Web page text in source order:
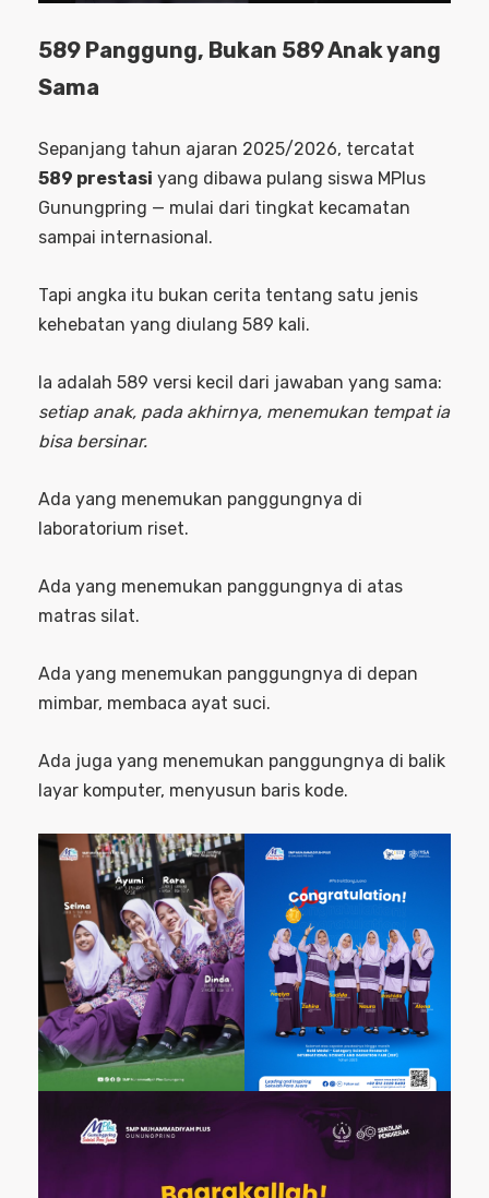
589 Panggung, Bukan 589 Anak yang
Sama
Sepanjang tahun ajaran 2025/2026, tercatat
589 prestasi yang dibawa pulang siswa MPlus
Gunungpring — mulai dari tingkat kecamatan
sampai internasional.
Tapi angka itu bukan cerita tentang satu jenis
kehebatan yang diulang 589 kali.
Ia adalah 589 versi kecil dari jawaban yang sama:
setiap anak, pada akhirnya, menemukan tempat ia
bisa bersinar.
Ada yang menemukan panggungnya di
laboratorium riset.
Ada yang menemukan panggungnya di atas
matras silat.
Ada yang menemukan panggungnya di depan
mimbar, membaca ayat suci.
Ada juga yang menemukan panggungnya di balik
layar komputer, menyusun baris kode.